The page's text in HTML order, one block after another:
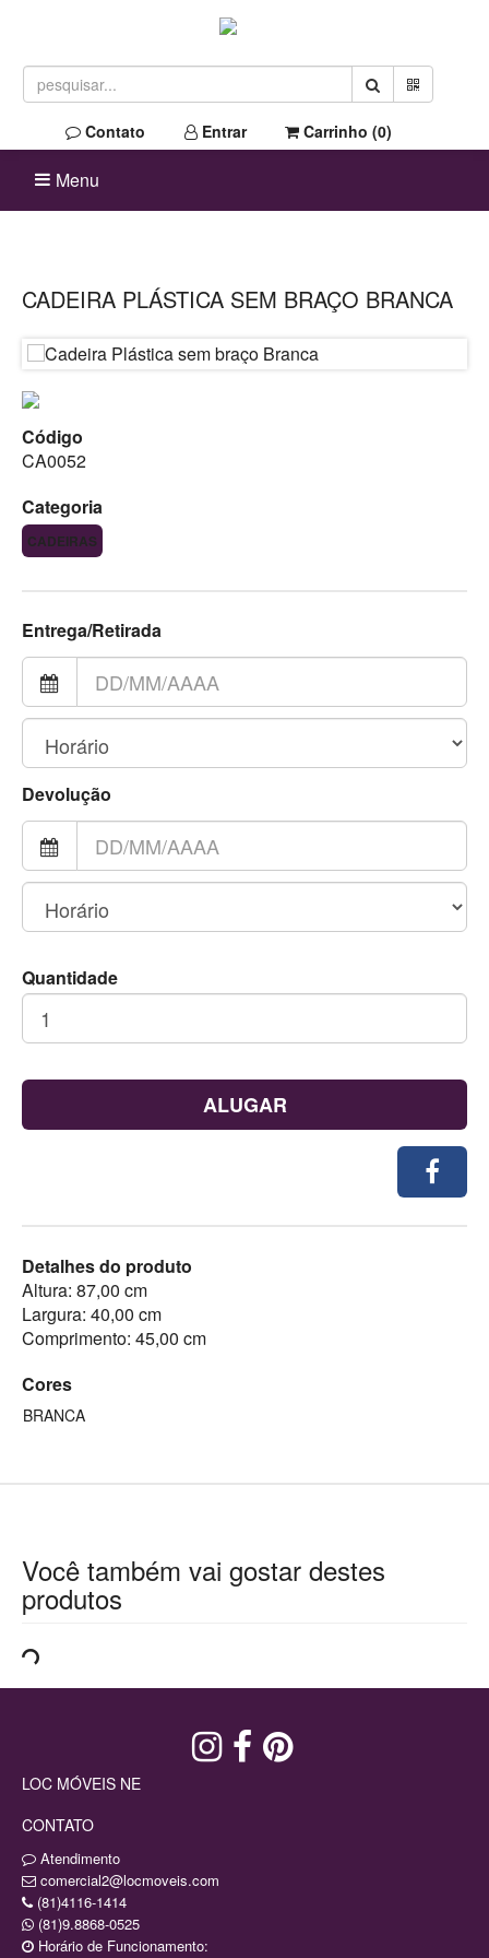
Contato Entrar Carrinho (0)
Menu
CADEIRA PLÁSTICA SEM BRAÇO BRANCA
Código
CA0052
Categoria
CADEIRAS
Entrega/Retirada
Devolução
Quantidade
ALUGAR
Detalhes do produto
Altura: 87,00 cm
Largura: 40,00 cm
Comprimento: 45,00 cm
Cores
BRANCA
Você também vai gostar destes
produtos
LOC MÓVEIS NE
CONTATO
Atendimento
comercial2@locmoveis.com
(81)4116-1414
(81)9.8868-0525
Horário de Funcionamento: